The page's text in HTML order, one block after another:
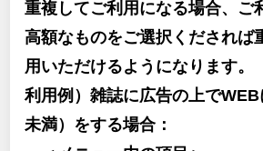
重複してご利用になる場合、ご
高額なものをご選択くだされば
用いただけるようになります。
利用例）雑誌に広告の上で
未満）をする場合：